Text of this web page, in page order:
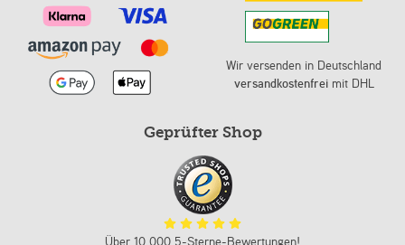
Wir versenden in Deutschland
versandkostenfreimit DHL
Geprüfter Shop
Über 10.000 5-Sterne-Bewertungen!